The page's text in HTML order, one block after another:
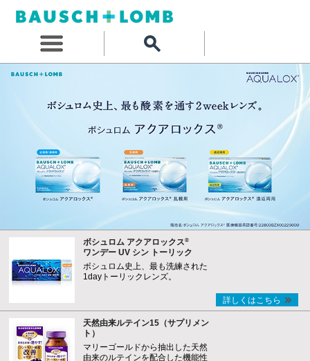
ボシュロム アクアロックス®
ワンデー UV シン トーリック
ボシュロム史上、最も洗練された
1dayトーリックレンズ。
詳しくはこちら
天然由来ルテイン15（サプリメン
ト）
マリーゴールドから抽出した天然
由来のルテインを配合した機能性